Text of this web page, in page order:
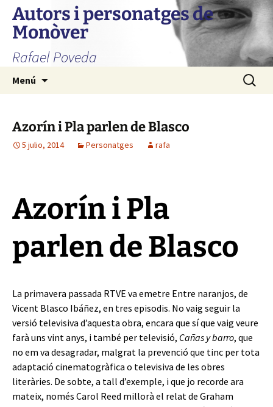
Autors i personatges de
Monòver
Rafael Poveda
Menú Buscar:
Azorín i Pla parlen de Blasco
5 julio, 2014 Personatges rafa
Azorín i Pla
parlen de Blasco
La primavera passada RTVE va emetre Entre naranjos, de
Vicent Blasco Ibáñez, en tres episodis. No vaig seguir la
versió televisiva d’aquesta obra, encara que sí que vaig veure
farà uns vint anys, i també per televisió, Cañas y barro, que
no em va desagradar, malgrat la prevenció que tinc per tota
adaptació cinematogràfica o televisiva de les obres
literàries. De sobte, a tall d’exemple, i que jo recorde ara
mateix, només Carol Reed millorà el relat de Graham